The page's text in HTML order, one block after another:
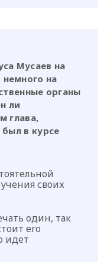
Мусаев на
на
органы
ли
глава,
в курсе
своих
один, так
его
идет